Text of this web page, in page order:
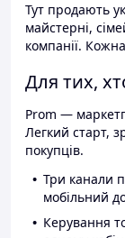
Тут продають
майстерні,
компанії.
Для тих,
Prom —
Легкий старт,
покупців.
Три канали
мобільний
Керування